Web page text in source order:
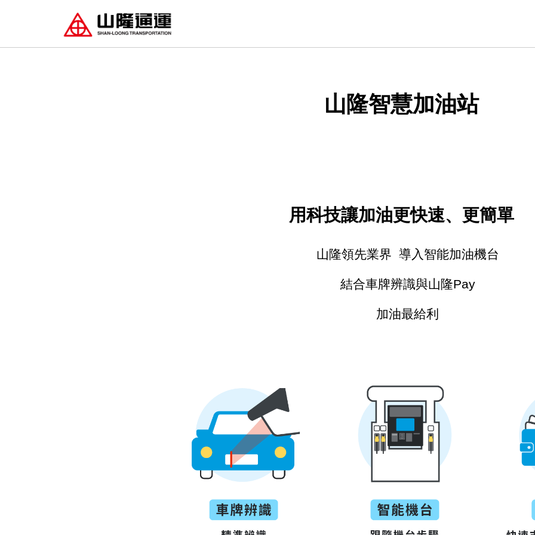
山隆智慧加油站
用科技讓加油更快速、更簡單
山隆領先業界 導入智能加油機台
結合車牌辨識與山隆Pay
加油最給利